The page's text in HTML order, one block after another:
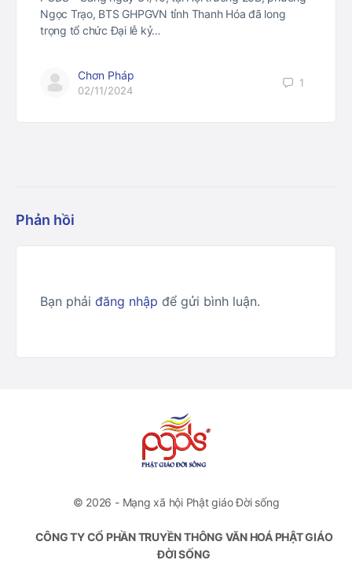
Ngọc Trạo, BTS GHPGVN tỉnh Thanh Hóa đã long
trọng tổ chức Đại lễ kỷ…
Chơn Pháp
02/11/2024
1
Phản hồi
Bạn phải đăng nhập để gửi bình luận.
© 2026 - Mạng xã hội Phật giáo Đời sống
CÔNG TY CỔ PHẦN TRUYỀN THÔNG VĂN HOÁ PHẬT GIÁO
ĐỜI SỐNG